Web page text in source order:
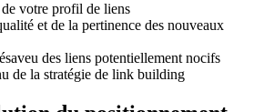
votre profil de liens
et de la pertinence des nouveaux
des liens potentiellement nocifs
de la stratégie de link building